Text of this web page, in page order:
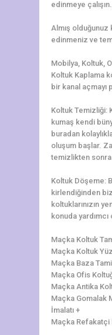
edinmeye çalışın.
Almış
edinmeniz ve
Mobilya, Koltuk,
Koltuk Kaplama
bir kanal açmayı
Koltuk Temizliği:
kumaş kendi
buradan
oluşum başlar.
temizlikten sonra
Koltuk Döşeme:
kirlendiğinden
koltuklarınızın
konuda yardımcı
Maçka Koltuk
Maçka Koltuk
Maçka Baza
Maçka Ofis
Maçka Antika
Maçka Gomalak
İmalatı +
Maçka Refakatçi